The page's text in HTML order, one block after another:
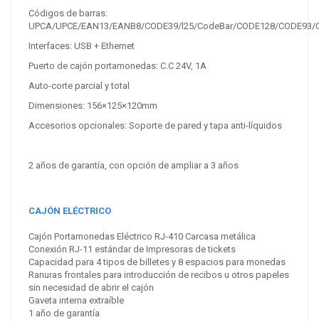
Códigos de barras:
UPCA/UPCE/EAN13/EANB8/CODE39/l25/CodeBar/CODE128/CODE93/
Interfaces: USB + Ethernet
Puerto de cajón portamonedas: C.C 24V, 1A
Auto-corte parcial y total
Dimensiones: 156×125×120mm
Accesorios opcionales: Soporte de pared y tapa anti-líquidos
2 años de garantía, con opción de ampliar a 3 años
CAJÓN ELÉCTRICO
Cajón Portamonedas Eléctrico RJ-410 Carcasa metálica
Conexión RJ-11 estándar de Impresoras de tickets
Capacidad para 4 tipos de billetes y 8 espacios para monedas
Ranuras frontales para introducción de recibos u otros papeles
sin necesidad de abrir el cajón
Gaveta interna extraíble
1 año de garantía